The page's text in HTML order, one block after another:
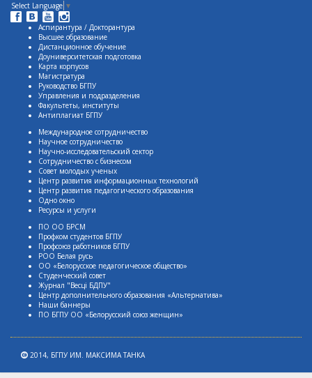
Select Language ▼
Аспирантура / Докторантура
Высшее образование
Дистанционное обучение
Доуниверситетская подготовка
Карта корпусов
Магистратура
Руководство БГПУ
Управления и подразделения
Факультеты, институты
Антиплагиат БГПУ
Международное сотрудничество
Научное сотрудничество
Научно-исследовательский сектор
Сотрудничество с бизнесом
Совет молодых ученых
Центр развития информационных технологий
Центр развития педагогического образования
Одно окно
Ресурсы и услуги
ПО ОО БРСМ
Профком студентов БГПУ
Профсоюз работников БГПУ
РОО Белая русь
ОО «Белорусское педагогическое общество»
Студенческий совет
Журнал "Весцi БДПУ"
Центр дополнительного образования «Альтернатива»
Наши баннеры
ПО БГПУ ОО «Белорусский союз женщин»
2014, БГПУ ИМ. МАКСИМА ТАНКА